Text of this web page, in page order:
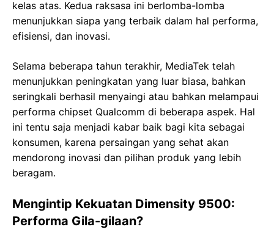
kelas atas. Kedua raksasa ini berlomba-lomba
menunjukkan siapa yang terbaik dalam hal performa,
efisiensi, dan inovasi.
Selama beberapa tahun terakhir, MediaTek telah
menunjukkan peningkatan yang luar biasa, bahkan
seringkali berhasil menyaingi atau bahkan melampaui
performa chipset Qualcomm di beberapa aspek. Hal
ini tentu saja menjadi kabar baik bagi kita sebagai
konsumen, karena persaingan yang sehat akan
mendorong inovasi dan pilihan produk yang lebih
beragam.
Mengintip Kekuatan Dimensity 9500:
Performa Gila-gilaan?